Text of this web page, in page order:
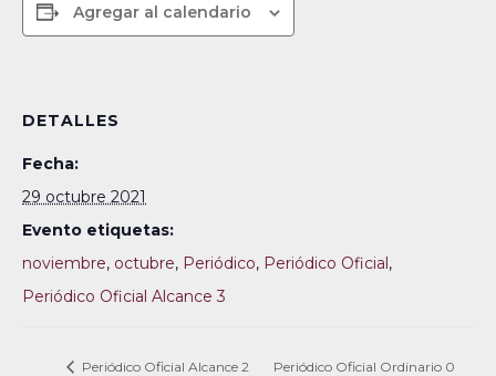
Agregar al calendario
DETALLES
Fecha:
29 octubre 2021
Evento etiquetas:
noviembre, octubre, Periódico, Periódico Oficial,
Periódico Oficial Alcance 3
Periódico Oficial Alcance 2 Periódico Oficial Ordinario 0